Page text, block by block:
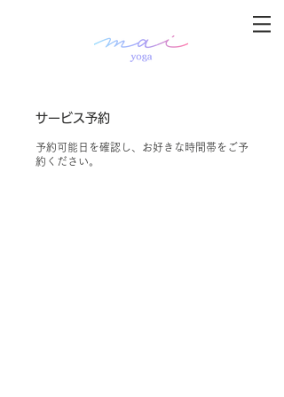
サービス予約
予約可能日を確認し、お好きな時間帯をご予
約ください。